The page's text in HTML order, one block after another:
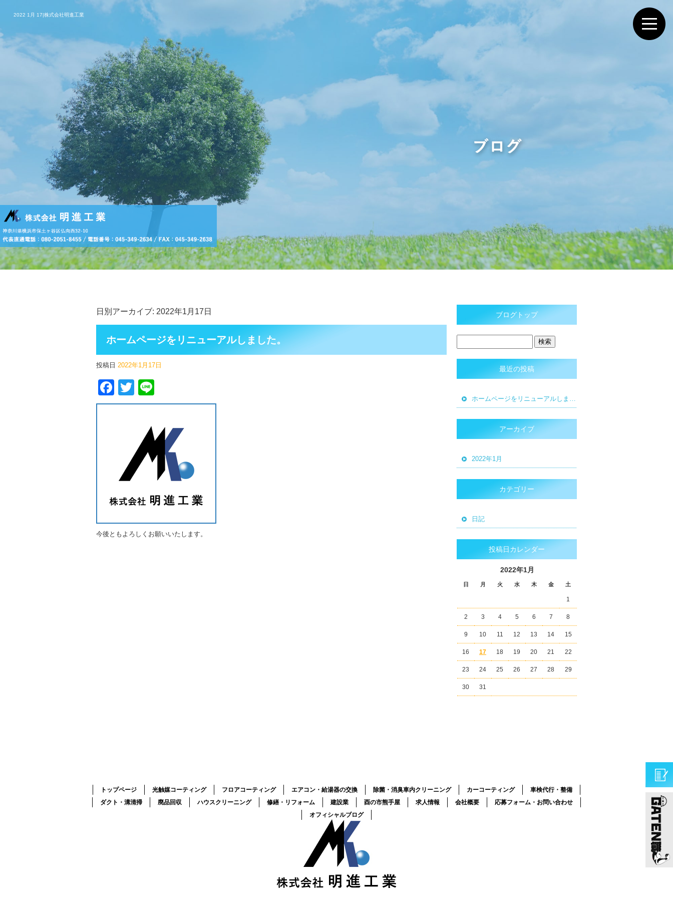
2022 1月 17|株式会社明進工業
日別アーカイブ: 2022年1月17日
ホームページをリニューアルしました。
投稿日 2022年1月17日
Facebook
Twitter
今後ともよろしくお願いいたします。
ブログトップ
最近の投稿
ホームページをリニューアルしました。
アーカイブ
2022年1月
カテゴリー
日記
投稿日カレンダー
2022年1月
日 月 火 水 木 金 土
1
2 3 4 5 6 7 8
9 10 11 12 13 14 15
16 17 18 19 20 21 22
23 24 25 26 27 28 29
30 31
トップページ 光触媒コーティング フロアコーティング エアコン・給湯器の交換 除菌・消臭車内クリーニング カーコーティング
車検代行・整備
ダクト・溝清掃
廃品回収 ハウスクリーニング 修繕・リフォーム 建設業 酉の市熊手屋 求人情報 会社概要
応募フォーム・お問い合わせ
オフィシャルブログ